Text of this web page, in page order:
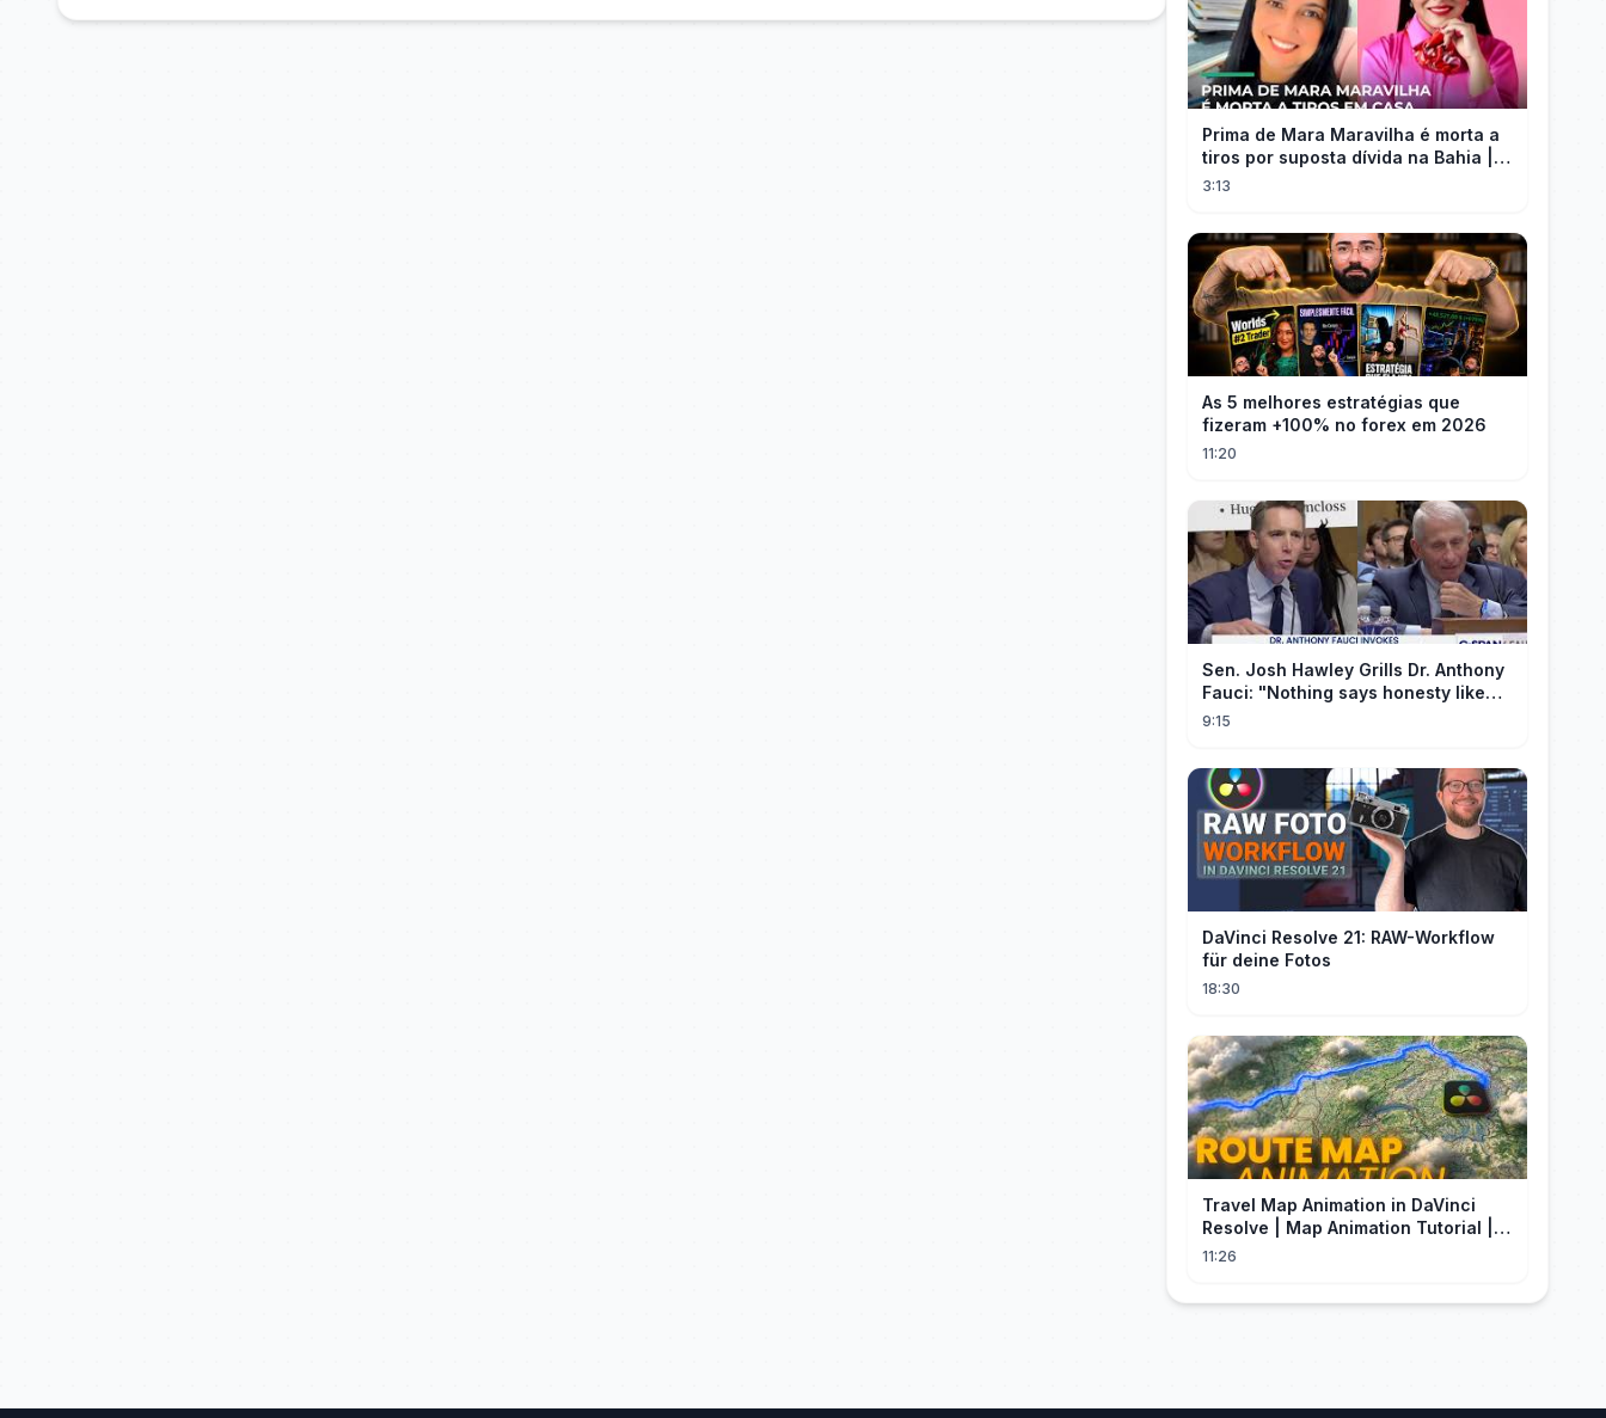
Prima de Mara Maravilha é morta a
tiros por suposta dívida na Bahia |
#SeLigaBrasil
3:13
As 5 melhores estratégias que
fizeram +100% no forex em 2026
11:20
Sen. Josh Hawley Grills Dr. Anthony
Fauci: "Nothing says honesty like
taking the Fifth!"
9:15
DaVinci Resolve 21: RAW-Workflow
für deine Fotos
18:30
Travel Map Animation in DaVinci
Resolve | Map Animation Tutorial |
Edit Craft
11:26